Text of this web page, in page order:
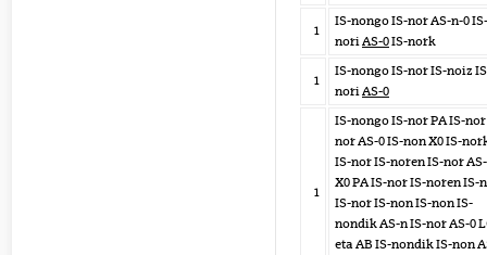
1
IS-nongo IS-nor AS-n-0 IS-
noriAS-0IS-nork
1
IS-nongo IS-nor IS-noiz
noriAS-0
1
IS-nongo IS-nor PA IS-nor
nor AS-0 IS-non X0 IS-
IS-nor IS-noren IS-nor
X0 PA IS-nor IS-noren IS-
IS-nor IS-non IS-non IS-
nondik AS-n IS-nor AS-0
eta AB IS-nondik IS-non